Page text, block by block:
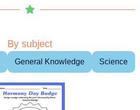
By subject
General Knowledge Science